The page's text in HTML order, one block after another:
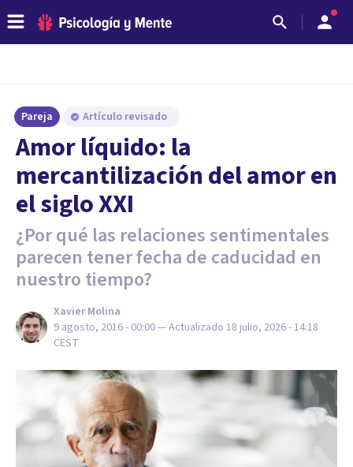
Pareja Artículo revisado
Amor líquido: la
mercantilización del amor en
el siglo XXI
¿Por qué las relaciones sentimentales
parecen tener fecha de caducidad en
nuestro tiempo?
Xavier Molina
9 agosto, 2016 - 00:00— Actualizado 18 julio, 2026 - 14:18
CEST